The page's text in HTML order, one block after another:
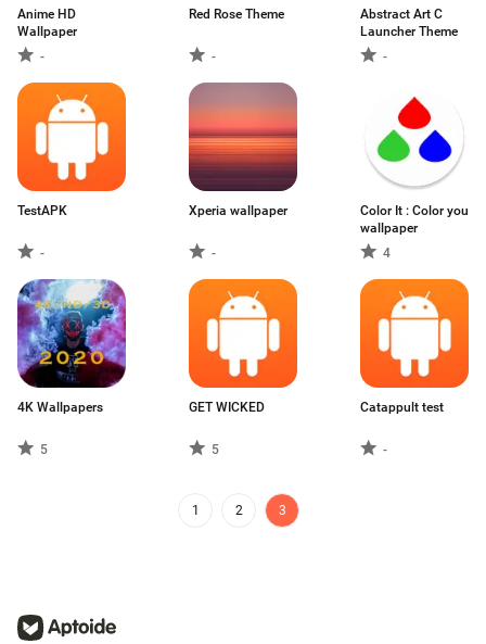
Anime HD
Wallpaper
-
Red Rose Theme
-
Abstract Art C
Launcher Theme
-
TestAPK
-
Xperia wallpaper
-
Color It : Color you
wallpaper
4
4K Wallpapers
5
GET WICKED
5
Catappult test
-
1 2 3